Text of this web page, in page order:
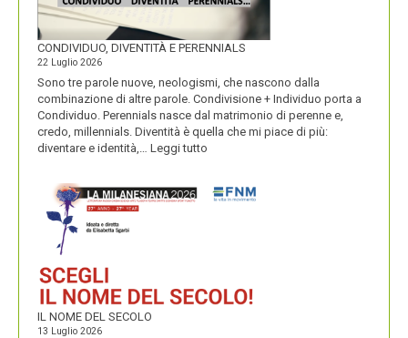
CONDIVIDUO, DIVENTITÀ E PERENNIALS
22 Luglio 2026
Sono tre parole nuove, neologismi, che nascono dalla
combinazione di altre parole. Condivisione + Individuo porta a
Condividuo. Perennials nasce dal matrimonio di perenne e,
credo, millennials. Diventità è quella che mi piace di più:
diventare e identità,… Leggi tutto
E
IL NOME DEL SECOLO
13 Luglio 2026